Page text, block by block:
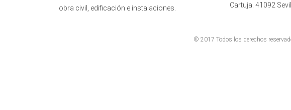
obra civil, edificación e instalaciones.
Cartuja. 41092
© 2017 Todos los derechos